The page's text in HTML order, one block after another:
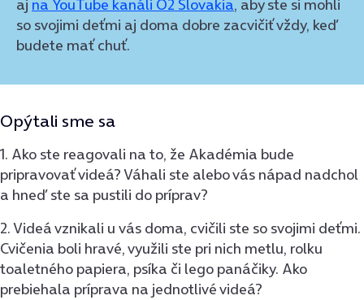
aj na YouTube kanáli O2 Slovakia, aby ste si mohli
so svojimi deťmi aj doma dobre zacvičiť vždy, keď
budete mať chuť.
Opýtali sme sa
1. Ako ste reagovali na to, že Akadémia bude
pripravovať videá? Váhali ste alebo vás nápad nadchol
a hneď ste sa pustili do príprav?
2. Videá vznikali u vás doma, cvičili ste so svojimi deťmi.
Cvičenia boli hravé, využili ste pri nich metlu, rolku
toaletného papiera, psíka či lego panáčiky. Ako
prebiehala príprava na jednotlivé videá?